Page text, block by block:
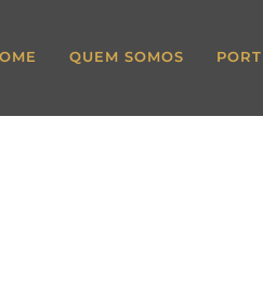
QUEM SOMOS